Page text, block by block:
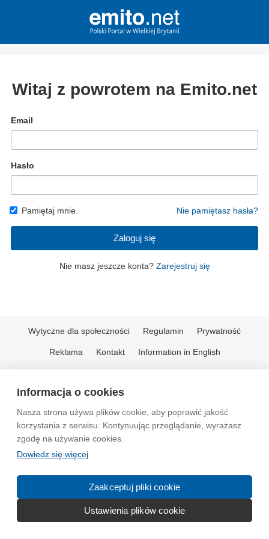
Informacja o cookies
Nasza strona używa plików cookie, aby poprawić jakość
korzystania z serwisu. Kontynuując przeglądanie, wyrażasz
zgodę na używanie cookies.
Dowiedz się więcej
Zaakceptuj pliki cookie
Ustawienia plików cookie
Witaj z powrotem na Emito.net
Email
Hasło
Pamiętaj mnie. Nie pamiętasz hasła?
Zaloguj się
Nie masz jeszcze konta? Zarejestruj się
Wytyczne dla społeczności Regulamin Prywatność
Reklama Kontakt Information in English